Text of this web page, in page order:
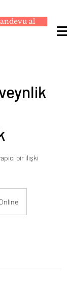
al
bir ilişki
Online